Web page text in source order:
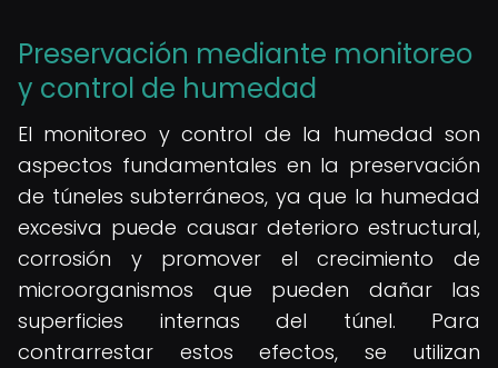
Preservación mediante monitoreo
y control de humedad
El monitoreo y control de la humedad son
aspectos fundamentales en la preservación
de túneles subterráneos, ya que la humedad
excesiva puede causar deterioro estructural,
corrosión y promover el crecimiento de
microorganismos que pueden dañar las
superficies internas del túnel. Para
contrarrestar estos efectos, se utilizan